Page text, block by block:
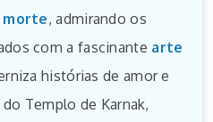
morte, admirando os
com a fascinante arte
histórias de amor e
Templo de Karnak,